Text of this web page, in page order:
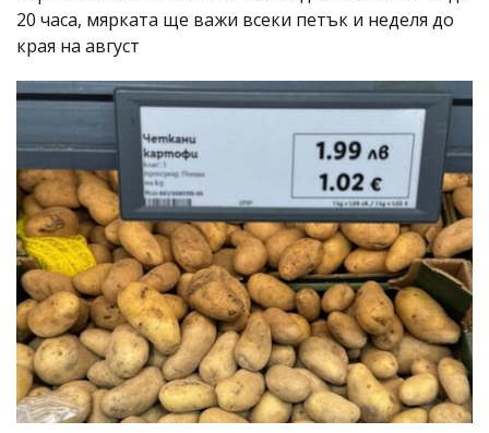
20 часа, мярката ще важи всеки петък и неделя до
края на август